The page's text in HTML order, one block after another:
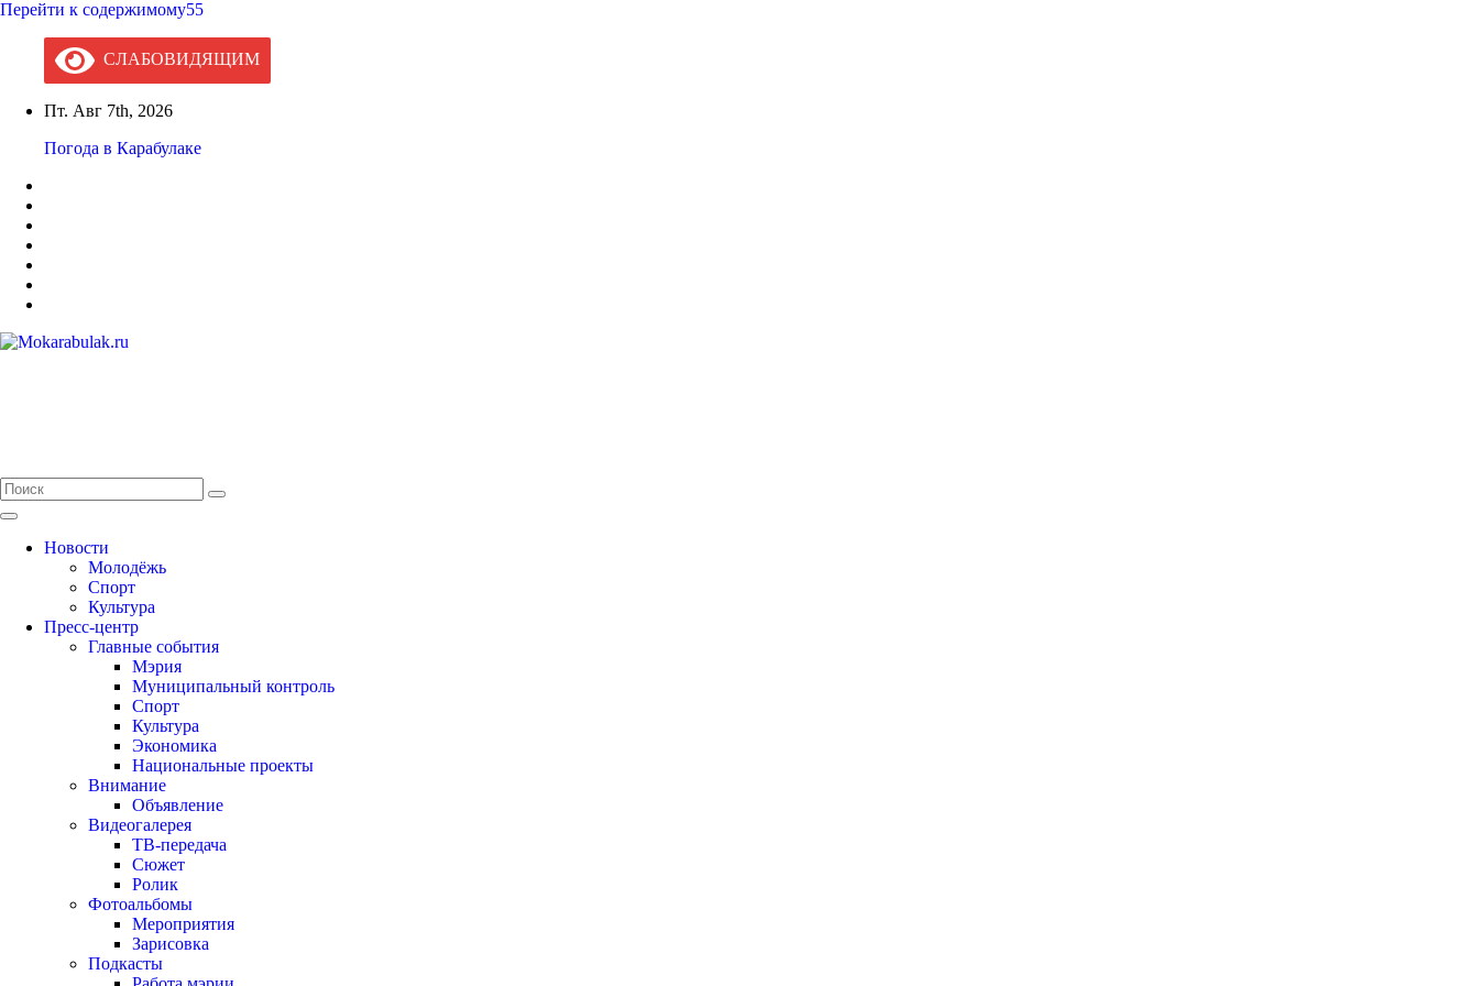
Перейти к содержимому55
СЛАБОВИДЯЩИМ
Пт. Авг 7th, 2026
Погода в Карабулаке
Новости
Молодёжь
Спорт
Культура
Пресс-центр
Главные события
Мэрия
Муниципальный контроль
Спорт
Культура
Экономика
Национальные проекты
Внимание
Объявление
Видеогалерея
ТВ-передача
Сюжет
Ролик
Фотоальбомы
Мероприятия
Зарисовка
Подкасты